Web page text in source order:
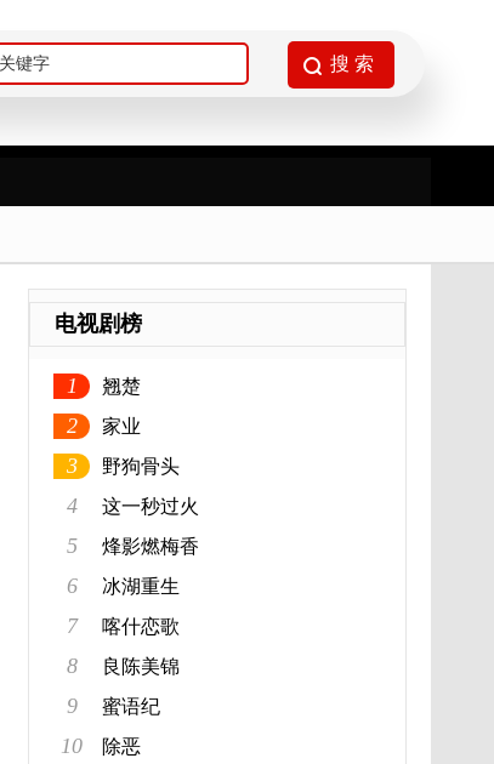
电视剧榜
1 翘楚
2 家业
3 野狗骨头
4 这一秒过火
5 烽影燃梅香
6 冰湖重生
7 喀什恋歌
8 良陈美锦
9 蜜语纪
10 除恶